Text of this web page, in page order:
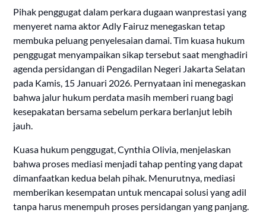
Pihak penggugat dalam perkara dugaan wanprestasi yang
menyeret nama aktor Adly Fairuz menegaskan tetap
membuka peluang penyelesaian damai. Tim kuasa hukum
penggugat menyampaikan sikap tersebut saat menghadiri
agenda persidangan di Pengadilan Negeri Jakarta Selatan
pada Kamis, 15 Januari 2026. Pernyataan ini menegaskan
bahwa jalur hukum perdata masih memberi ruang bagi
kesepakatan bersama sebelum perkara berlanjut lebih
jauh.
Kuasa hukum penggugat, Cynthia Olivia, menjelaskan
bahwa proses mediasi menjadi tahap penting yang dapat
dimanfaatkan kedua belah pihak. Menurutnya, mediasi
memberikan kesempatan untuk mencapai solusi yang adil
tanpa harus menempuh proses persidangan yang panjang.